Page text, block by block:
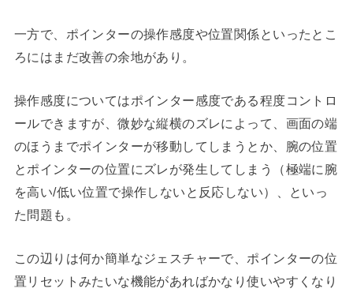
一方で、ポインターの操作感度や位置関係といったとこ
ろにはまだ改善の余地があり。
操作感度についてはポインター感度である程度コントロ
ールできますが、微妙な縦横のズレによって、画面の端
のほうまでポインターが移動してしまうとか、腕の位置
とポインターの位置にズレが発生してしまう（極端に腕
を高い/低い位置で操作しないと反応しない）、といっ
た問題も。
この辺りは何か簡単なジェスチャーで、ポインターの位
置リセットみたいな機能があればかなり使いやすくなり